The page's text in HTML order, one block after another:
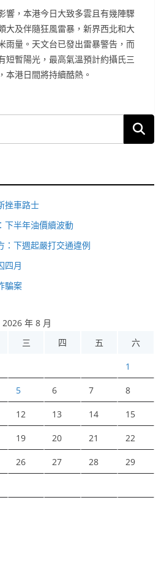
響，本港今日大致多雲且有幾陣驟
大及伴隨狂風雷暴，新界西北和大
雨量。天文台已發出雷暴警告，而
短暫陽光，最高氣溫預計約攝氏三
本港日間將持續酷熱。
挫車路士
下半年油價續波動
：下週起嚴打交通違例
四月
騙案
2026 年 8 月
三 四 五 六
1
5 6 7 8
12 13 14 15
19 20 21 22
26 27 28 29